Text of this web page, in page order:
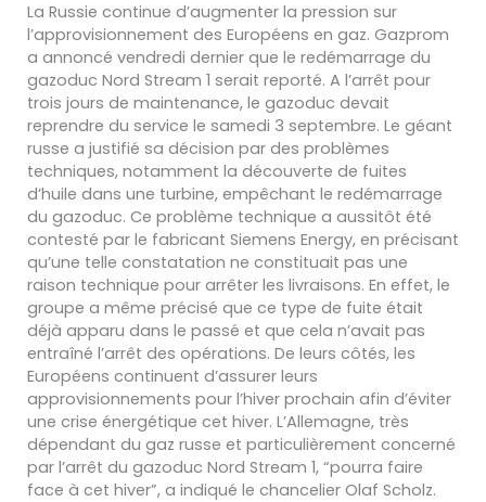
La Russie continue d’augmenter la pression sur
l’approvisionnement des Européens en gaz. Gazprom
a annoncé vendredi dernier que le redémarrage du
gazoduc Nord Stream 1 serait reporté. A l’arrêt pour
trois jours de maintenance, le gazoduc devait
reprendre du service le samedi 3 septembre. Le géant
russe a justifié sa décision par des problèmes
techniques, notamment la découverte de fuites
d’huile dans une turbine, empêchant le redémarrage
du gazoduc. Ce problème technique a aussitôt été
contesté par le fabricant Siemens Energy, en précisant
qu’une telle constatation ne constituait pas une
raison technique pour arrêter les livraisons. En effet, le
groupe a même précisé que ce type de fuite était
déjà apparu dans le passé et que cela n’avait pas
entraîné l’arrêt des opérations. De leurs côtés, les
Européens continuent d’assurer leurs
approvisionnements pour l’hiver prochain afin d’éviter
une crise énergétique cet hiver. L’Allemagne, très
dépendant du gaz russe et particulièrement concerné
par l’arrêt du gazoduc Nord Stream 1, “pourra faire
face à cet hiver”, a indiqué le chancelier Olaf Scholz.